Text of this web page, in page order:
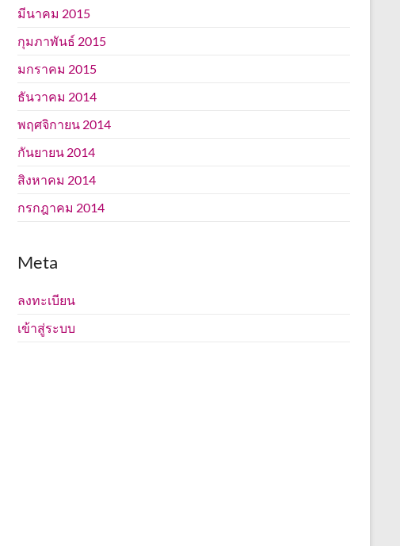
มีนาคม 2015
กุมภาพันธ์ 2015
มกราคม 2015
ธันวาคม 2014
พฤศจิกายน 2014
กันยายน 2014
สิงหาคม 2014
กรกฎาคม 2014
Meta
ลงทะเบียน
เข้าสู่ระบบ